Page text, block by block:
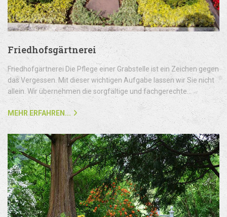
Friedhofsgärtnerei
Friedhofgärtnerei Die Pflege einer Grabstelle ist ein Zeichen gegen
das Vergessen. Mit dieser wichtigen Aufgabe lassen wir Sie nicht
allein. Wir übernehmen die sorgfältige und fachgerechte...
MEHR ERFAHREN...